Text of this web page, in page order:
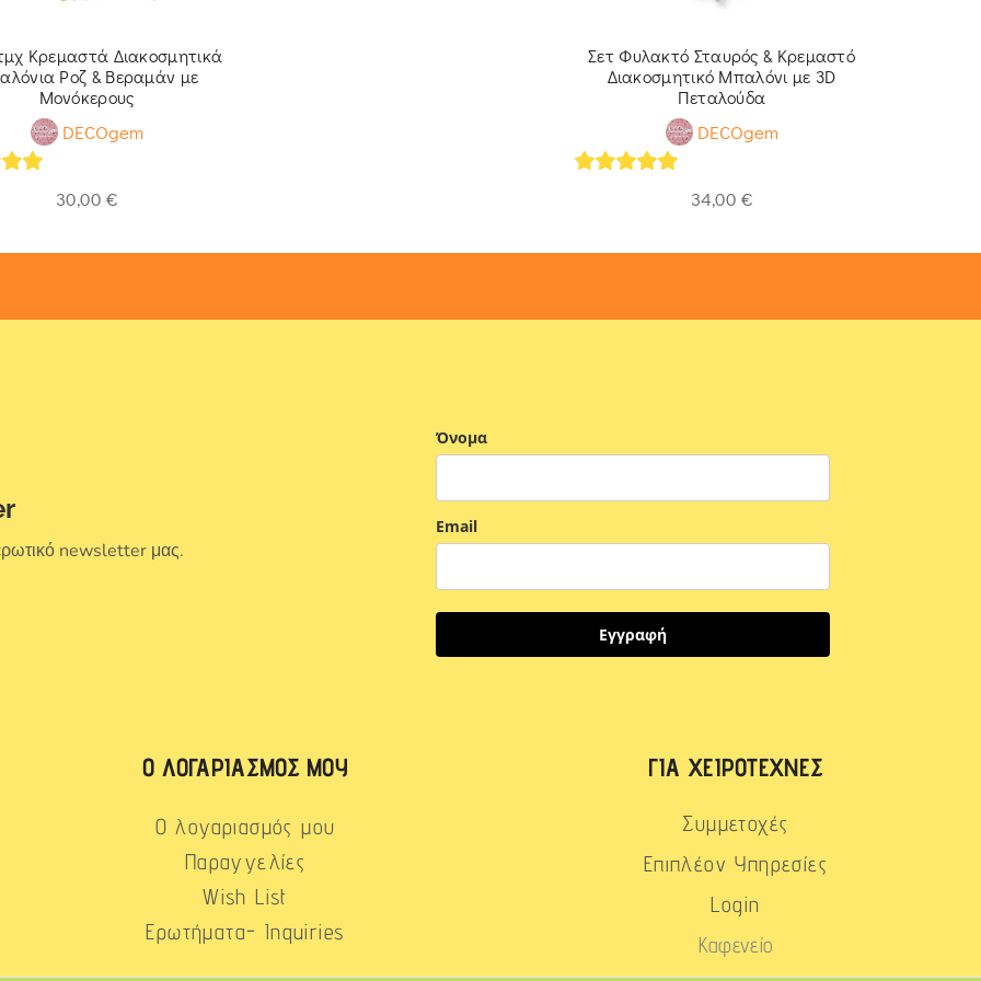
Κρεμαστά Διακοσμητικά
Ροζ & Βεραμάν με
Μονόκερους
DECOgem
30,00 €
Σετ Φυλακτό Σταυρός & Κρεμαστό
Διακοσμητικό Μπαλόνι με 3D
Πεταλούδα
DECOgem
34,00 €
newsletter μας.
Όνομα
Email
Εγγραφή
Ο ΛΟΓΑΡΙΑΣΜΌΣ ΜΟΥ
Ο λογαριασμός μου
Παραγγελίες
Wish List
Ερωτήματα- Inquiries
ΓΙΑ ΧΕΙΡΟΤΈΧΝΕΣ
Συμμετοχές
Επιπλέον Υπηρεσίες
Login
Καφενείο